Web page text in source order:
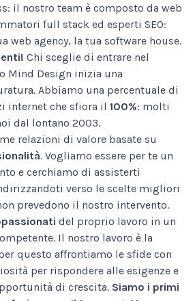
il nostro team è composto da web
full stack ed esperti SEO:
web agency, la tua software house.
Chi sceglie di entrare nel
Mind Design inizia una
Abbiamo una percentuale di
internet che sfiora il 100%: molti
dal lontano 2003.
relazioni di valore basate su
. Vogliamo essere per te un
e cerchiamo di assisterti
verso le scelte migliori
prevedono il nostro intervento.
del proprio lavoro in un
Il nostro lavoro è la
questo affrontiamo le sfide con
per rispondere alle esigenze e
di crescita. Siamo i primi